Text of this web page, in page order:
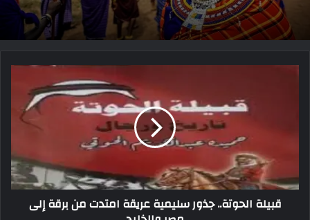
قبيلة الحوتة.. جذور سليمية عريقة امتدت من برقة إلى